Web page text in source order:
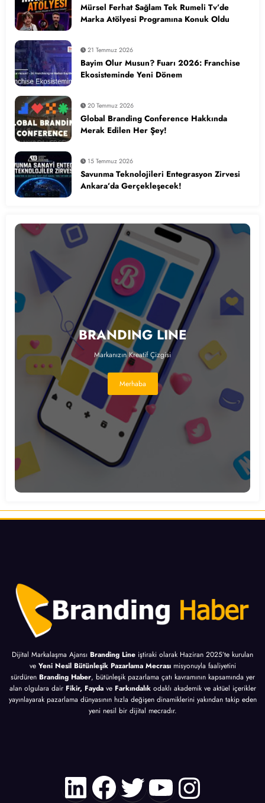
Mürsel Ferhat Sağlam Tek Rumeli Tv’de
Marka Atölyesi Programına Konuk Oldu
21 Temmuz 2026
Bayim Olur Musun? Fuarı 2026: Franchise
Ekosisteminde Yeni Dönem
20 Temmuz 2026
Global Branding Conference Hakkında
Merak Edilen Her Şey!
15 Temmuz 2026
Savunma Teknolojileri Entegrasyon Zirvesi
Ankara’da Gerçekleşecek!
BRANDING LINE
Markanızın Kreatif Çizgisi
Merhaba
Dijital Markalaşma Ajansı Branding Line iştiraki olarak Haziran 2025’te kurulan
ve Yeni Nesil Bütünleşik Pazarlama Mecrası misyonuyla faaliyetini
sürdüren Branding Haber, bütünleşik pazarlama çatı kavramının kapsamında yer
alan olgulara dair Fikir, Fayda ve Farkındalık odaklı akademik ve aktüel içerikler
yayınlayarak pazarlama dünyasının hızla değişen dinamiklerini yakından takip eden
yeni nesil bir dijital mecradır.
LinkedIn
Facebook
Twitter
YouTube